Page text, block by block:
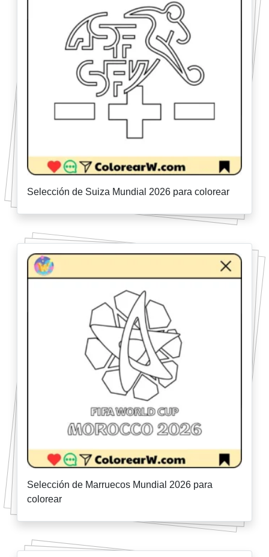
Selección de Suiza Mundial 2026 para colorear
Selección de Marruecos Mundial 2026 para
colorear